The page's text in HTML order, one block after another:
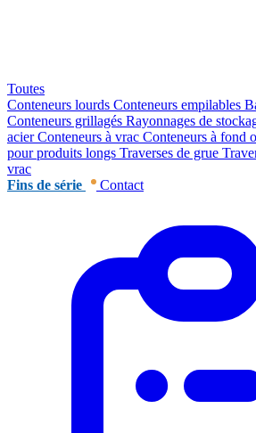
Toutes
Conteneurs lourds Conteneurs empilables
Conteneurs grillagés Rayonnages de
acierConteneurs à vrac Conteneurs à fond
pour produits longs Traverses de grue
vrac
Fins de série
Contact